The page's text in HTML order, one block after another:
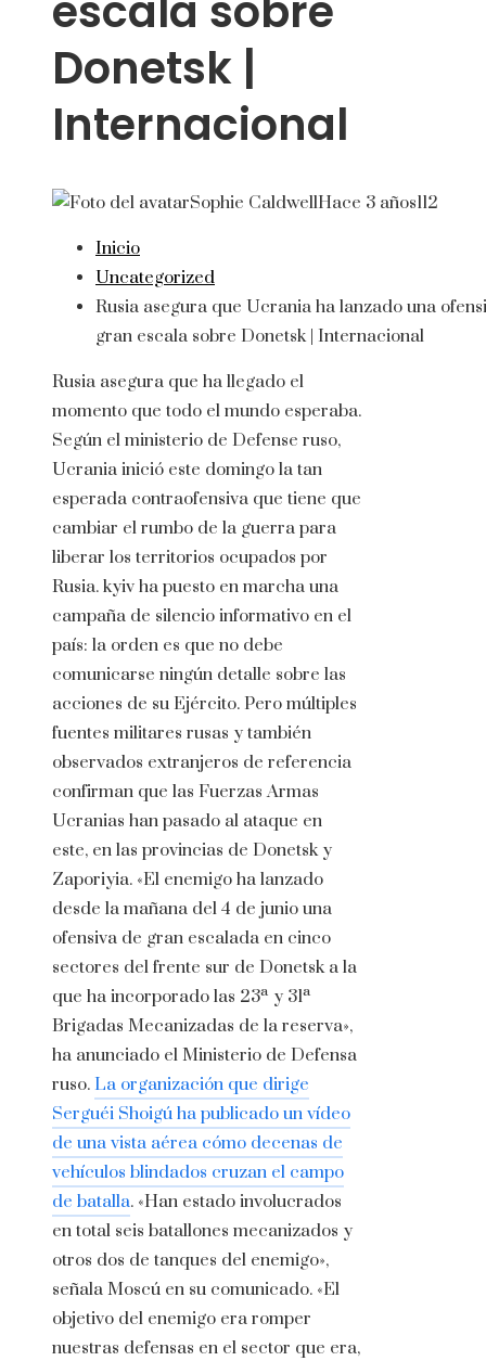
Donetsk |
Internacional
Sophie CaldwellHace 3 años112
Inicio
Uncategorized
Rusia asegura que Ucrania ha lanzado una
gran escala sobre Donetsk | Internacional
Rusia asegura que ha llegado el
momento que todo el mundo esperaba.
Según el ministerio de Defense ruso,
Ucrania inició este domingo la tan
esperada contraofensiva que tiene que
cambiar el rumbo de la guerra para
liberar los territorios ocupados por
Rusia. kyiv ha puesto en marcha una
campaña de silencio informativo en el
país: la orden es que no debe
comunicarse ningún detalle sobre las
acciones de su Ejército. Pero múltiples
fuentes militares rusas y también
observados extranjeros de referencia
confirman que las Fuerzas Armas
Ucranias han pasado al ataque en
este, en las provincias de Donetsk y
Zaporiyia. «El enemigo ha lanzado
desde la mañana del 4 de junio una
ofensiva de gran escalada en cinco
sectores del frente sur de Donetsk a la
que ha incorporado las 23ª y 31ª
Brigadas Mecanizadas de la reserva»,
ha anunciado el Ministerio de Defensa
ruso. La organización que dirige
Serguéi Shoigú ha publicado un vídeo
de una vista aérea cómo decenas de
vehículos blindados cruzan el campo
de batalla. «Han estado involucrados
en total seis batallones mecanizados y
otros dos de tanques del enemigo»,
señala Moscú en su comunicado. «El
objetivo del enemigo era romper
nuestras defensas en el sector que era,